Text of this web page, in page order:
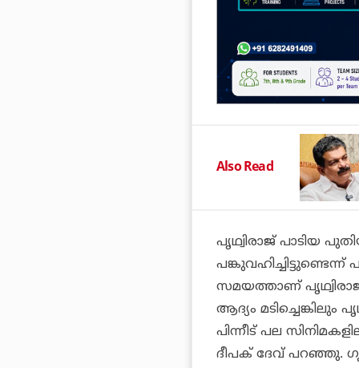
Also Read
പൃഥ്വിരാജ് പാടിയ
സമയത്താണ്
ആദ്യം
പിന്നീട് പല
ദീപക് ദേവ് പറഞ്ഞു.